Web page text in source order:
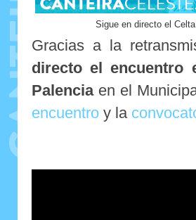
Sigue en directo el
Gracias a la
directo el encuentro
Palenciaen el
encuentro y la